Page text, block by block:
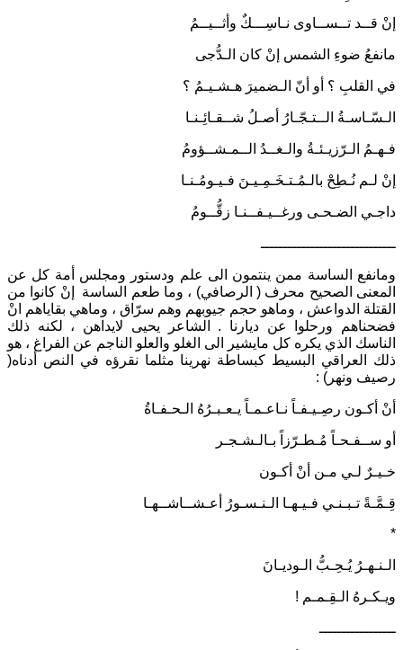
إنْ قــد تــســاوى نـاسِـــكٌ وأثــيــمُ
مانفعُ ضوءِ الشمس إنْ كان الـدُّجى
في القلبِ ؟ أو أنّ الـضميرَ هـشـيـمُ ؟
الـسّـاسـةُ الــتـجّـارُ أصـلُ شــقـائِـنـا
فـهـمُ الـرّزيـئـةُ والـغــدُ الــمـشــؤومُ
إنْ لـم نُـطِحْ بالـمُـتـخَـمِـيـنَ فـيـومُـنـا
داجـي الضـحـى ورغــيـفــنـا زقُّــومُ
ــــــــــــــــــــــــــــــ
ومانفع الساسة ممن ينتمون الى علم ودستور ومجلس أمة كل عن
المعنى الصحيح محرف ( الرصافي) ، وما طعم الساسة إنْ كانوا من
القتلة الدواعش ، وماهو حجم جيوبهم وهم سرّاق ، وماهي بقاياهم انْ
فضحناهم ورحلوا عن ديارنا . الشاعر يحيى لايداهن ، لكنه ذلك
الناسك الذي يكره كل مايشير الى الغلو والعلو الناجم عن الفراغ ، هو
ذلك العراقي البسيط كبساطة نهرينا مثلما نقرؤه في النص أدناه(
رصيف ونهر) :
أنْ أكـون رصِـيـفـاً نـاعـمـاً يـعـبـرُهُ الـحـفـاةُ
أو ســفـحـاً مُـطـرّزاً بـالـشـجـر
خـيـرٌ لـي مـن أنْ أكـون
قِـمَّـةً تـبـنـي فـيـهـا الـنـسـورُ أعـشــاشــهـا
*
الـنـهـرُ يُـحِـبُّ الـوديـانَ
ويـكـرهُ الـقِـمـم !
ـــــــــــــــــ